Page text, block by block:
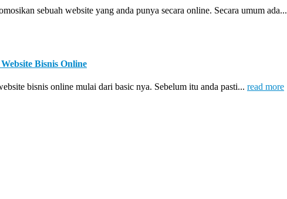
sebuah website yang anda punya secara online. Secara umum ada...
Bisnis Online
bisnis online mulai dari basic nya. Sebelum itu anda pasti... read more